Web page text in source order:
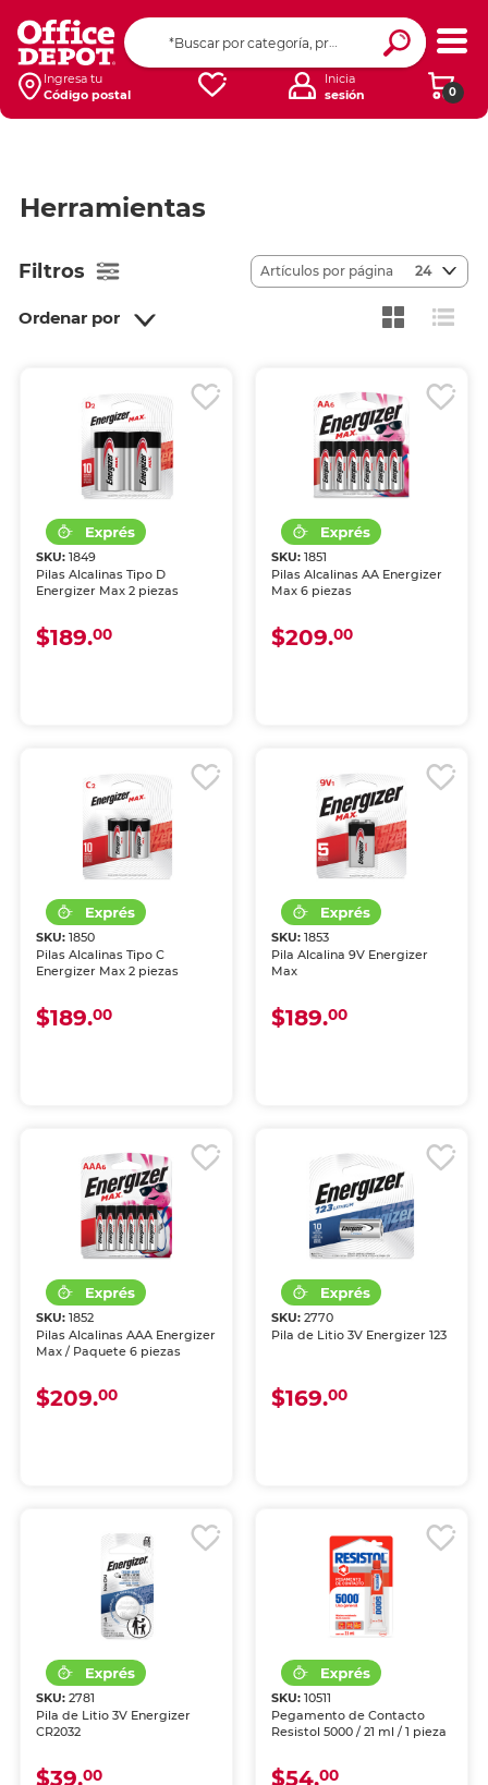
Ingresa tu
Código postal
0
Inicia
sesión
Herramientas
Filtros
Ordenar por
Artículos por página 24
SKU:1849
Pilas Alcalinas Tipo D
Energizer Max 2 piezas
$189.00
SKU: 1851
Pilas Alcalinas AA Energizer
Max 6 piezas
$209.00
SKU:1850
Pilas Alcalinas Tipo C
Energizer Max 2 piezas
$189.00
SKU: 1853
Pila Alcalina 9V Energizer
Max
$189.00
SKU:1852
Pilas Alcalinas AAA Energizer
Max / Paquete 6 piezas
$209.00
SKU: 2770
Pila de Litio 3V Energizer 123
$169.00
SKU:2781
Pila de Litio 3V Energizer
CR2032
$39.00
SKU: 10511
Pegamento de Contacto
Resistol 5000 / 21 ml / 1 pieza
$54.00